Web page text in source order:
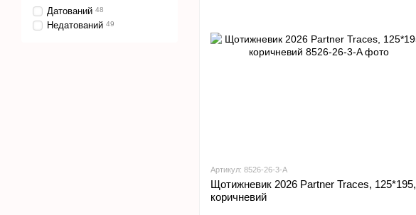
Артикул: 8526-26-3-A
Щотижневик 2026 Partner Traces, 125*195,
коричневий
Датований 48
Недатований 49